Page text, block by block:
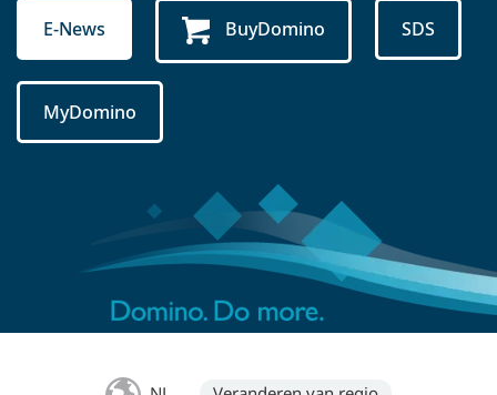
E-News BuyDomino SDS
MyDomino